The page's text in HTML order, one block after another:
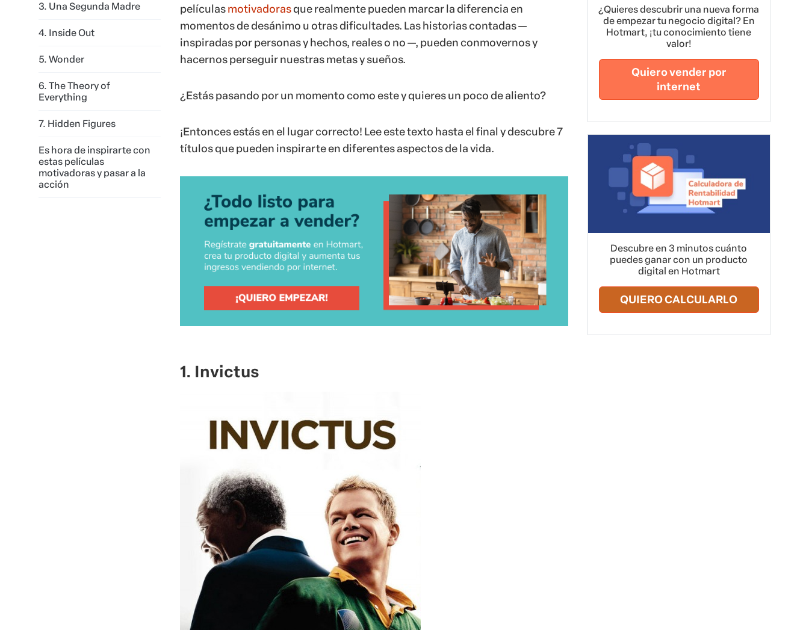
3. Una Segunda Madre
4. Inside Out
5. Wonder
6. The Theory of
Everything
7. Hidden Figures
Es hora de inspirarte con
estas películas
motivadoras y pasar a la
acción
películasmotivadorasque realmente pueden marcar la diferencia en
momentos de desánimo u otras dificultades. Las historias contadas —
inspiradas por personas y hechos, reales o no —, pueden conmovernos y
hacernos perseguir nuestras metas y sueños.
¿Estás pasando por un momento como este y quieres un poco de aliento?
¡Entonces estás en el lugar correcto! Lee este texto hasta el final y descubre 7
títulos que pueden inspirarte en diferentes aspectos de la vida.
1. Invictus
¿Quieres descubrir una nueva forma
de empezar tu negocio digital? En
Hotmart, ¡tu conocimiento tiene
valor!
Quiero vender por
internet
Descubre en 3 minutos cuánto
puedes ganar con un producto
digital en Hotmart
QUIERO CALCULARLO